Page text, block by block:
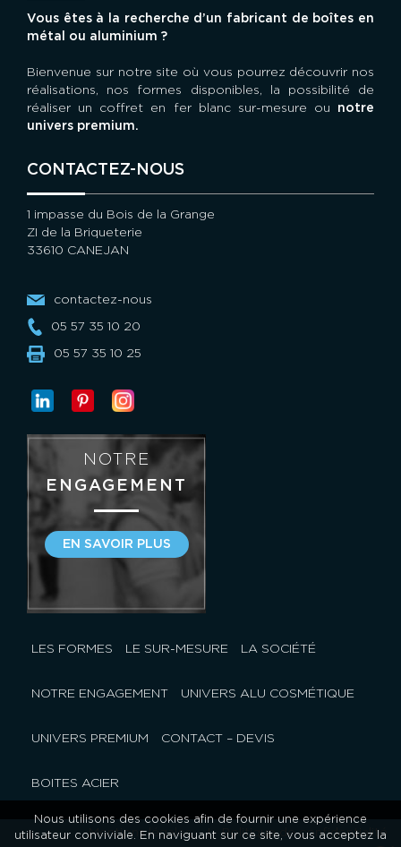
Vous êtes à la recherche d’un fabricant de boîtes en
métal ou aluminium ?
Bienvenue sur notre site où vous pourrez découvrir nos
réalisations, nos formes disponibles, la possibilité de
réaliser un coffret en fer blanc sur-mesure ou notre
univers premium.
CONTACTEZ-NOUS
1 impasse du Bois de la Grange
ZI de la Briqueterie
33610 CANEJAN
contactez-nous
05 57 35 10 20
05 57 35 10 25
NOTRE
ENGAGEMENT
EN SAVOIR PLUS
LES FORMES LE SUR-MESURE LA SOCIÉTÉ
NOTRE ENGAGEMENT UNIVERS ALU COSMÉTIQUE
UNIVERS PREMIUM CONTACT – DEVIS
BOITES ACIER
Mentions légales Politique de confidentialité
Nous utilisons des cookies afin de fournir une expérience
utilisateur conviviale. En naviguant sur ce site, vous acceptez la